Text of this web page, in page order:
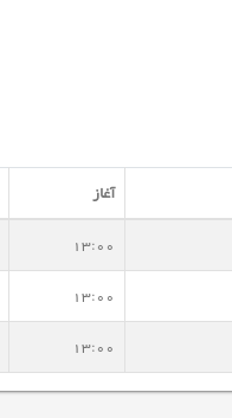
آغاز
13:00
13:00
13:00